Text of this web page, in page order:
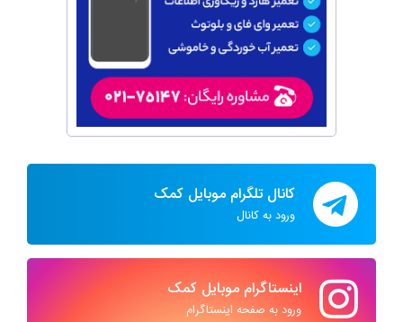
کانال تلگرام موبایل کمک
ورود به کانال
اینستاگرام موبایل کمک
ورود به صفحه اینستاگرام